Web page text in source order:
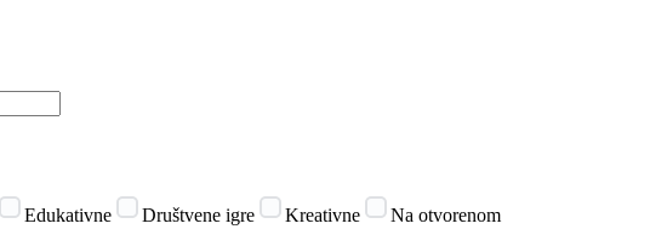
Edukativne Društvene igre Kreativne Na otvorenom